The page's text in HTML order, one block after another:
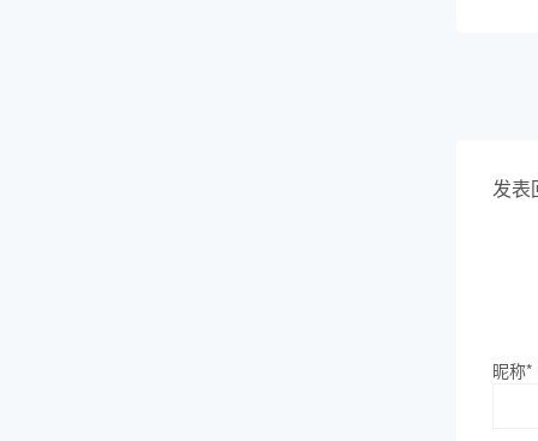
发表
昵称*